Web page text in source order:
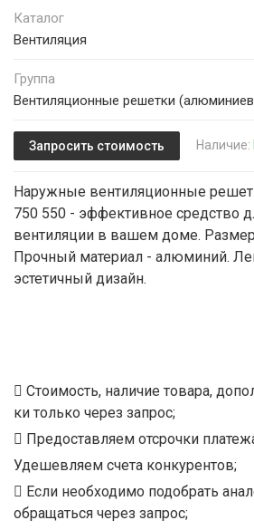
Каталог
Вентиляция
Группа
Вентиляционные решетки
Запросить стоимость Наличие:
Наружные вентиляционные
750 550 - эффективное средство
вентиляции в вашем доме.
Прочный материал - алюминий.
эстетичный дизайн.
Стоимость, наличие товара,
ки только через запрос;
Предоставляем отсрочки
Удешевляем счета конкурентов;
Если необходимо подобрать
обращаться через запрос;